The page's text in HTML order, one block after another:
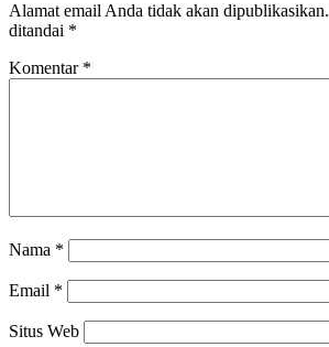
Alamat email Anda tidak akan dipublikasikan.
ditandai *
Komentar *
Nama *
Email *
Situs Web